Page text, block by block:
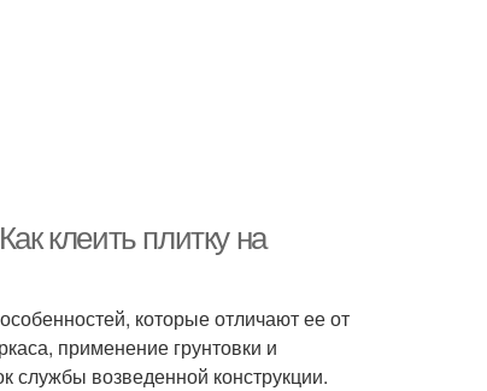
клеить плитку на
которые отличают ее от
применение грунтовки и
службы возведенной конструкции.